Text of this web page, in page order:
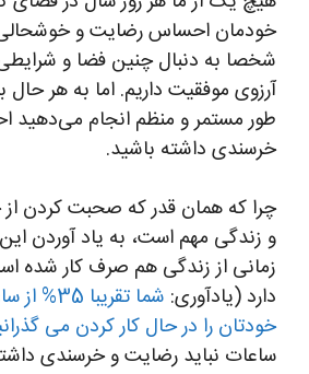
خودمان احساس رضایت و خوشحالی
شخصا به دنبال چنین فضا و
آرزوی موفقیت داریم. اما به هر حال
طور مستمر و منظم انجام
خرسندی داشته باشید.
چرا که همان قدر که صحبت کردن
و زندگی مهم است، به یاد آوردن
زمانی از زندگی هم صرف کار شده
دارد (یادآوری:
شما تقریبا
خودتان را در حال کار کردن می
ساعات نباید رضایت و خرسندی